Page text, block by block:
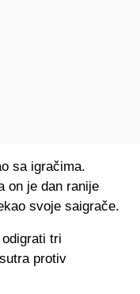
sa igračima.
on je dan ranije
svoje saigrače.
tri
protiv